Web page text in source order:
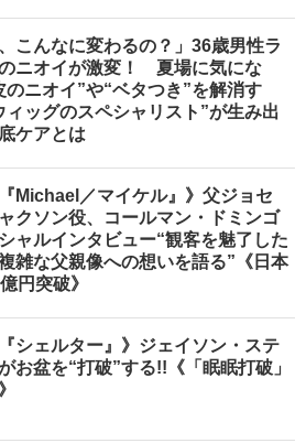
、こんなに変わるの？」36歳男性ラ
ニオイが激変！ 夏場に気にな
のニオイ”や“ベタつき”を解消す
ィッグのスペシャリスト”が生み出
ケアとは
『Michael／マイケル』》父ジョセ
クソン役、コールマン・ドミンゴ
ャルインタビュー“観客を魅了した
雑な父親像への想いを語る”《日本
円突破》
『シェルター』》ジェイソン・ステ
お盆を“打破”する!!《「眠眠打破」